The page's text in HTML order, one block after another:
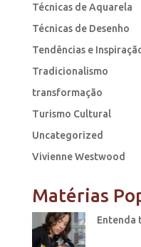
Técnicas de Aquarela
Técnicas de Desenho
Tendências e
Tradicionalismo
transformação
Turismo Cultural
Uncategorized
Vivienne Westwood
Matérias
Entenda